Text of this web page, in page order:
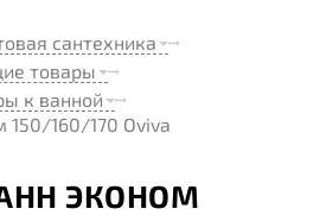
сантехника
товары
к ванной
150/160/170 Oviva
ЭКОНОМ